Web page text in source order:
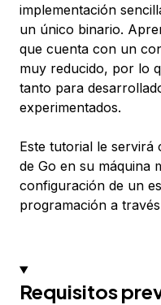
implementación
un único binario.
que cuenta con un
muy reducido, por lo
tanto para
experimentados.
Este tutorial le servirá
de Go en su máquina
configuración de un
programación a
Requisitos